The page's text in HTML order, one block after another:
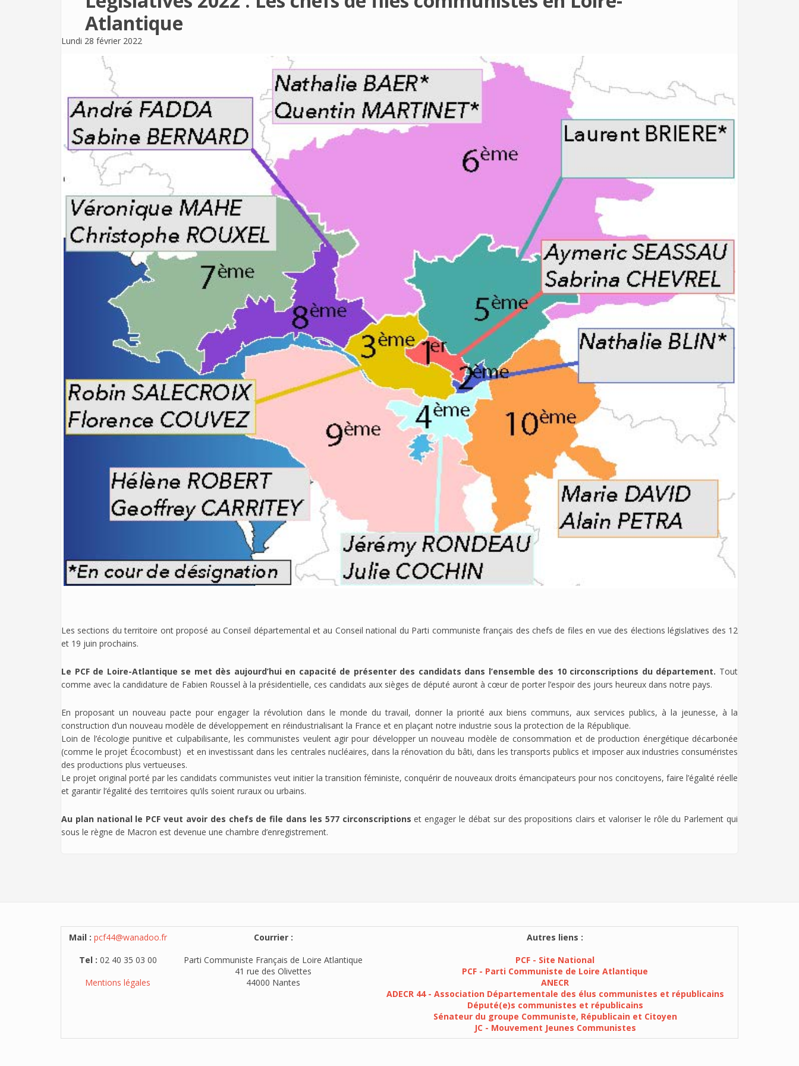
Atlantique
Lundi 28 février 2022
Les sections du territoire ont proposé au Conseil départemental et au Conseil national du Parti communiste français des chefs de files en vue des élections législatives des 12
et 19 juin prochains.
Le PCF de Loire-Atlantique se met dès aujourd’hui en capacité de présenter des candidats dans l’ensemble des 10 circonscriptions du département. Tout
comme avec la candidature de Fabien Roussel à la présidentielle, ces candidats aux sièges de député auront à cœur de porter l’espoir des jours heureux dans notre pays.
En proposant un nouveau pacte pour engager la révolution dans le monde du travail, donner la priorité aux biens communs, aux services publics, à la jeunesse, à la
construction d’un nouveau modèle de développement en réindustrialisant la France et en plaçant notre industrie sous la protection de la République.
Loin de l’écologie punitive et culpabilisante, les communistes veulent agir pour développer un nouveau modèle de consommation et de production énergétique décarbonée
(comme le projet Écocombust) et en investissant dans les centrales nucléaires, dans la rénovation du bâti, dans les transports publics et imposer aux industries consuméristes
des productions plus vertueuses.
Le projet original porté par les candidats communistes veut initier la transition féministe, conquérir de nouveaux droits émancipateurs pour nos concitoyens, faire l’égalité réelle
et garantir l’égalité des territoires qu’ils soient ruraux ou urbains.
Au plan national le PCF veut avoir des chefs de file dans les 577 circonscriptions et engager le débat sur des propositions clairs et valoriser le rôle du Parlement qui
sous le règne de Macron est devenue une chambre d’enregistrement.
Mail : pcf44@wanadoo.fr
Tel : 02 40 35 03 00
Mentions légales
Courrier :
Parti Communiste Français de Loire Atlantique
41 rue des Olivettes
44000 Nantes
Autres liens :
PCF - Site National
PCF - Parti Communiste de Loire Atlantique
ANECR
ADECR 44 - Association Départementale des élus communistes et républicains
Député(e)s communistes et républicains
Sénateur du groupe Communiste, Républicain et Citoyen
JC - Mouvement Jeunes Communistes